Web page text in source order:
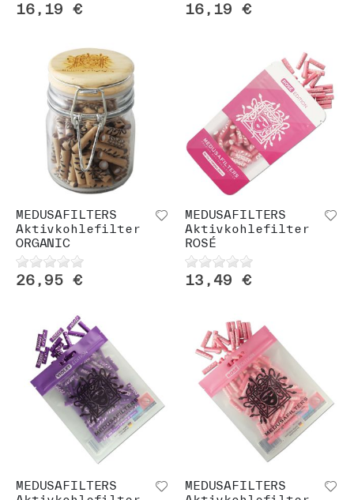
16,19 € 16,19 €
MEDUSAFILTERS
Aktivkohlefilter
ORGANIC
26,95 €
MEDUSAFILTERS
Aktivkohlefilter
ROSÉ
13,49 €
MEDUSAFILTERS
MEDUSAFILTERS